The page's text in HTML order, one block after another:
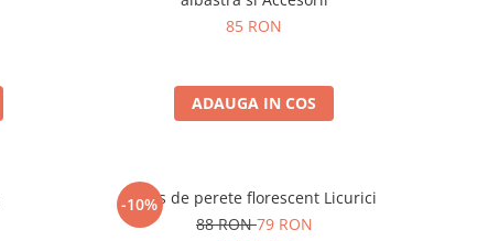
85 RON
ADAUGA IN COS
-10%
Ceas de perete florescent Licurici
88 RON79 RON